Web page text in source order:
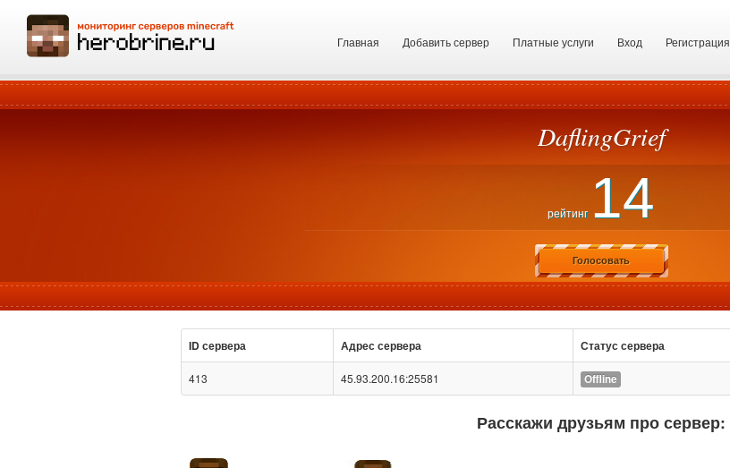
Главная Добавить сервер Платные услуги Вход Регистрация
DaflingGrief
рейтинг 14
Голосовать
ID сервера Адрес сервера Статус сервера
413 45.93.200.16:25581 Offline
Расскажи друзьям про сервер: